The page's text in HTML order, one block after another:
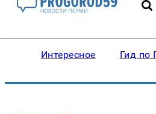
Интересное Гид по